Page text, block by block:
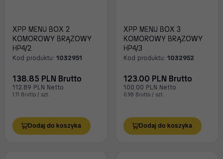
XPP MENU BOX 2
KOMOROWY BRĄZOWY
HP4/2
Kod produktu: 1032951
138.85 PLN Brutto
112.89 PLN Netto
1.11 Brutto / szt.
Dodaj do koszyka
XPP MENU BOX 3
KOMOROWY BRĄZOWY
HP4/3
Kod produktu: 1032952
123.00 PLN Brutto
100.00 PLN Netto
0.98 Brutto / szt.
Dodaj do koszyka